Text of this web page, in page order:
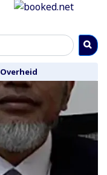
Overheid